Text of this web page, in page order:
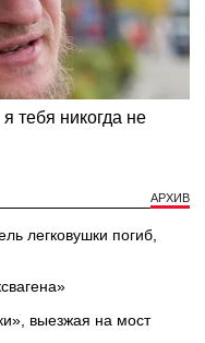
АРХИВ
легковушки погиб,
выезжая на мост